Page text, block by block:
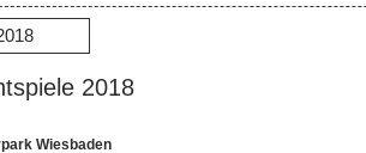
2018
Wiesbaden